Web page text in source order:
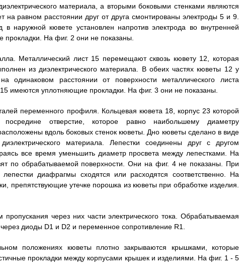
материала, а вторыми боковыми стенками являются
на равном расстоянии друг от друга смонтированы электроды 5 и 9.
наружной кювете установлен напротив электрода во внутренней
На фиг. 2 они не показаны.
Металлический лист 15 перемещают сквозь кювету 12, которая
из диэлектрического материала. В обеих частях кюветы 12 у
одинаковом расстоянии от поверхности металлического листа
имеются уплотняющие прокладки. На фиг. 3 они не показаны.
переменного профиля. Кольцевая кювета 18, корпус 23 которой
отверстие, которое равно наибольшему диаметру
вдоль боковых стенок кюветы. Дно кюветы сделано в виде
материала. Лепестки соединены друг с другом
все время уменьшить диаметр просвета между лепестками. На
по обрабатываемой поверхности. Они на фиг. 4 не показаны. При
диафрагмы сходятся или расходятся соответственно. На
препятствующие утечке порошка из кюветы при обработке изделия.
через них части электрического тока. Обрабатываемая
диоды D1 и D2 и переменное сопротивление R1.
положениях кюветы плотно закрываются крышками, которые
прокладки между корпусами крышек и изделиями. На фиг. 1 - 5